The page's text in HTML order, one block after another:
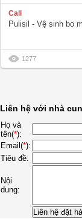
Call
Pulisil - Vệ sinh bo
1277
Liên hệ với nhà
Họ và
tên(*):
Email(*):
Tiêu đề:
Nội
dung: